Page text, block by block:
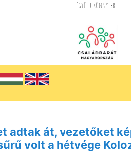
Együtt könnyebb...
adtak át, vezetőket
volt a hétvége